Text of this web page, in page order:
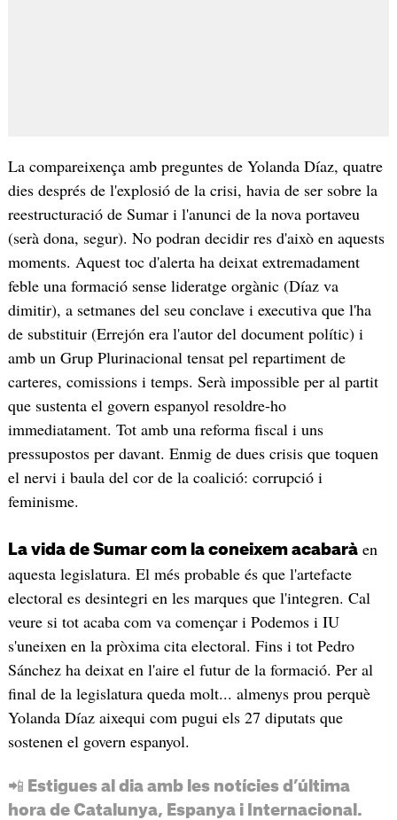
La compareixença amb preguntes de Yolanda Díaz, quatre
dies després de l'explosió de la crisi, havia de ser sobre la
reestructuració de Sumar i l'anunci de la nova portaveu
(serà dona, segur). No podran decidir res d'això en aquests
moments. Aquest toc d'alerta ha deixat extremadament
feble una formació sense lideratge orgànic (Díaz va
dimitir), a setmanes del seu conclave i executiva que l'ha
de substituir (Errejón era l'autor del document polític) i
amb un Grup Plurinacional tensat pel repartiment de
carteres, comissions i temps. Serà impossible per al partit
que sustenta el govern espanyol resoldre-ho
immediatament. Tot amb una reforma fiscal i uns
pressupostos per davant. Enmig de dues crisis que toquen
el nervi i baula del cor de la coalició: corrupció i
feminisme.
La vida de Sumar com la coneixem acabaràen
aquesta legislatura. El més probable és que l'artefacte
electoral es desintegri en les marques que l'integren. Cal
veure si tot acaba com va començar i Podemos i IU
s'uneixen en la pròxima cita electoral. Fins i tot Pedro
Sánchez ha deixat en l'aire el futur de la formació. Per al
final de la legislatura queda molt... almenys prou perquè
Yolanda Díaz aixequi com pugui els 27 diputats que
sostenen el govern espanyol.
📲 Estigues al dia amb les notícies d’última
hora de Catalunya, Espanya i Internacional.